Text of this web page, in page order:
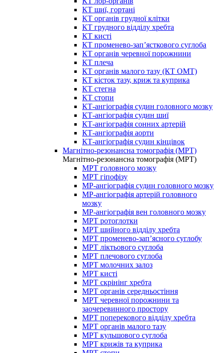
КТ шиї, гортані
КТ органів грудної клітки
КТ грудного відділу хребта
КТ кисті
КТ променево-зап’ясткового суглоба
КТ органів черевної порожнини
КТ плеча
КТ органів малого тазу (КТ ОМТ)
КТ кісток тазу, криж та куприка
КТ стегна
КТ стопи
КТ-ангіографія судин головного мозку
КТ-ангіографія судин шиї
КТ-ангіографія сонних артерій
КТ-ангіографія аорти
КТ-ангіографія судин кінцівок
Магнітно-резонансна томографія (МРТ)
Магнітно-резонансна томографія (МРТ)
МРТ головного мозку
МРТ гіпофізу
МР-ангіографія судин головного мозку
МР-ангіографія артерій головного
мозку
МР-ангіографія вен головного мозку
МРТ ротоглотки
МРТ шийного відділу хребта
МРТ променево-зап’ясного суглобу
МРТ ліктьового суглоба
МРТ плечового суглоба
МРТ молочних залоз
МРТ кисті
МРТ скрінінг хребта
МРТ органів середньостіння
МРТ черевної порожнини та
заочеревинного простору
МРТ поперекового відділу хребта
МРТ органів малого тазу
МРТ кульшового суглоба
МРТ крижів та куприка